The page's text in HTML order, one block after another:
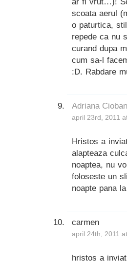
scoata aerul
o paturtica,
repede ca nu
curand dupa
cum sa-l
:D. Rabdare
Adriana
april 23rd, 2011
Hristos a
alapteaza
noaptea, nu
foloseste un
noapte pana
carmen
april 24th, 2011
hristos a